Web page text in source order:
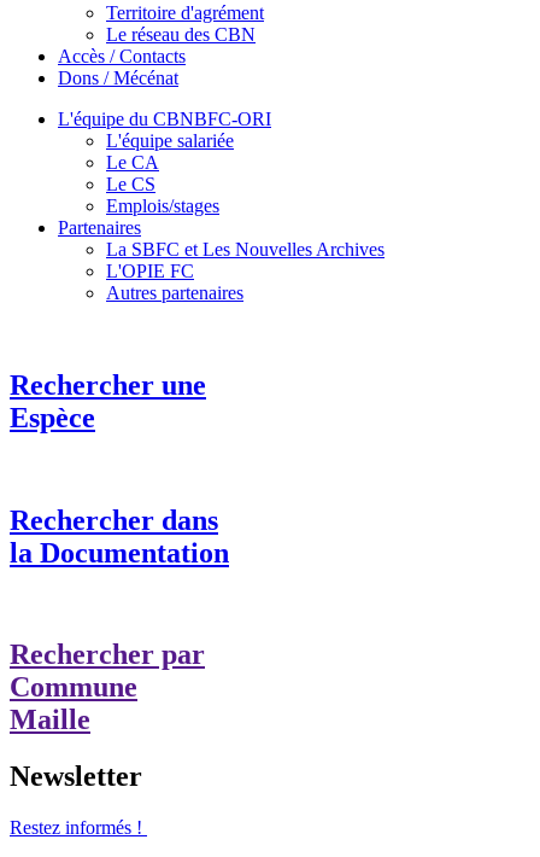
Territoire d'agrément
Le réseau des CBN
Accès / Contacts
Dons / Mécénat
L'équipe du CBNBFC-ORI
L'équipe salariée
Le CA
Le CS
Emplois/stages
Partenaires
La SBFC et Les Nouvelles Archives
L'OPIE FC
Autres partenaires
Rechercher une
Espèce
Rechercher dans
la Documentation
Rechercher par
Commune
Maille
Newsletter
Restez informés !